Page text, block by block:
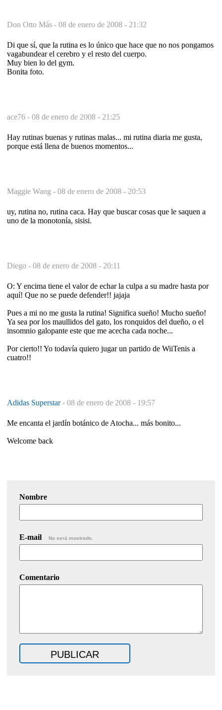
Don Otto Más - 08 de enero de 2008 - 21:32
Di que sí, que la rutina es lo único que hace que no nos pongamos
vagabundear el cerebro y el resto del cuerpo.
Muy bien lo del gym.
Bonita foto.
ace76 - 08 de enero de 2008 - 21:25
Hay rutinas buenas y rutinas malas... mi rutina diaria me gusta,
porque está llena de buenos momentos...
Maggie Wang - 08 de enero de 2008 - 20:53
uy, rutina no, rutina caca. Hay que buscar cosas que le saquen a
uno de la monotonía, sisisi.
Diego - 08 de enero de 2008 - 20:11
O: Y encima tiene el valor de echar la culpa a su madre hasta por
aquí! Que no se puede defender!! jajaja
Pues a mi no me gusta la rutina! Significa sueño! Mucho sueño!
Ya sea por los maullidos del gato, los ronquidos del dueño, o el
insomnio galopante este que me acecha cada noche...
Por cierto!! Yo todavía quiero jugar un partido de WiiTenis a
cuatro!!
Adidas Superstar- 08 de enero de 2008 - 19:57
Me encanta el jardín botánico de Atocha... más bonito...
Welcome back
Nombre
E-mail No será mostrado.
Comentario